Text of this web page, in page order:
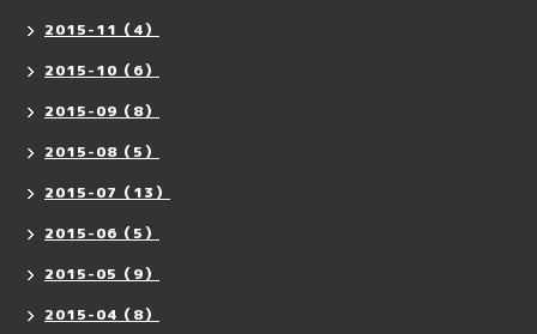
2015-11（4）
2015-10（6）
2015-09（8）
2015-08（5）
2015-07（13）
2015-06（5）
2015-05（9）
2015-04（8）